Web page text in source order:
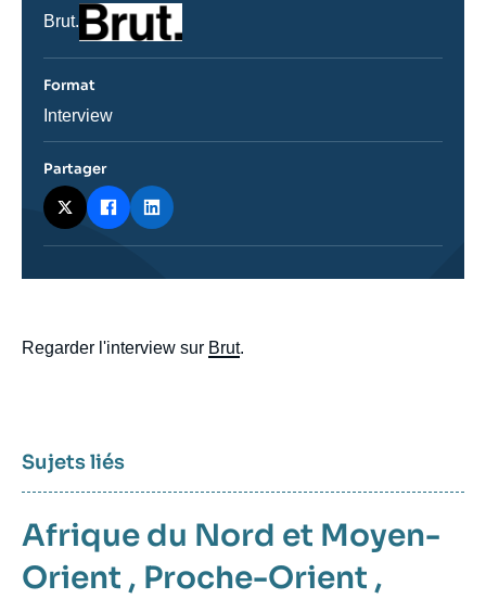
body
Regarder l'interview sur Brut.
Nom
journal,
ou
émission
Brut.
Logo
Format
Catégorie
Interview
Partager
Sujets liés
Afrique du Nord et Moyen-
Orient , Proche-Orient ,